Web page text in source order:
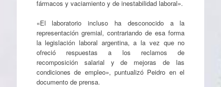
fármacos y vaciamiento y de inestabilidad laboral».
«El laboratorio incluso ha desconocido a la
representación gremial, contrariando de esa forma
la legislación laboral argentina, a la vez que no
ofreció respuestas a los reclamos de
recomposición salarial y de mejoras de las
condiciones de empleo», puntualizó Peidro en el
documento de prensa.